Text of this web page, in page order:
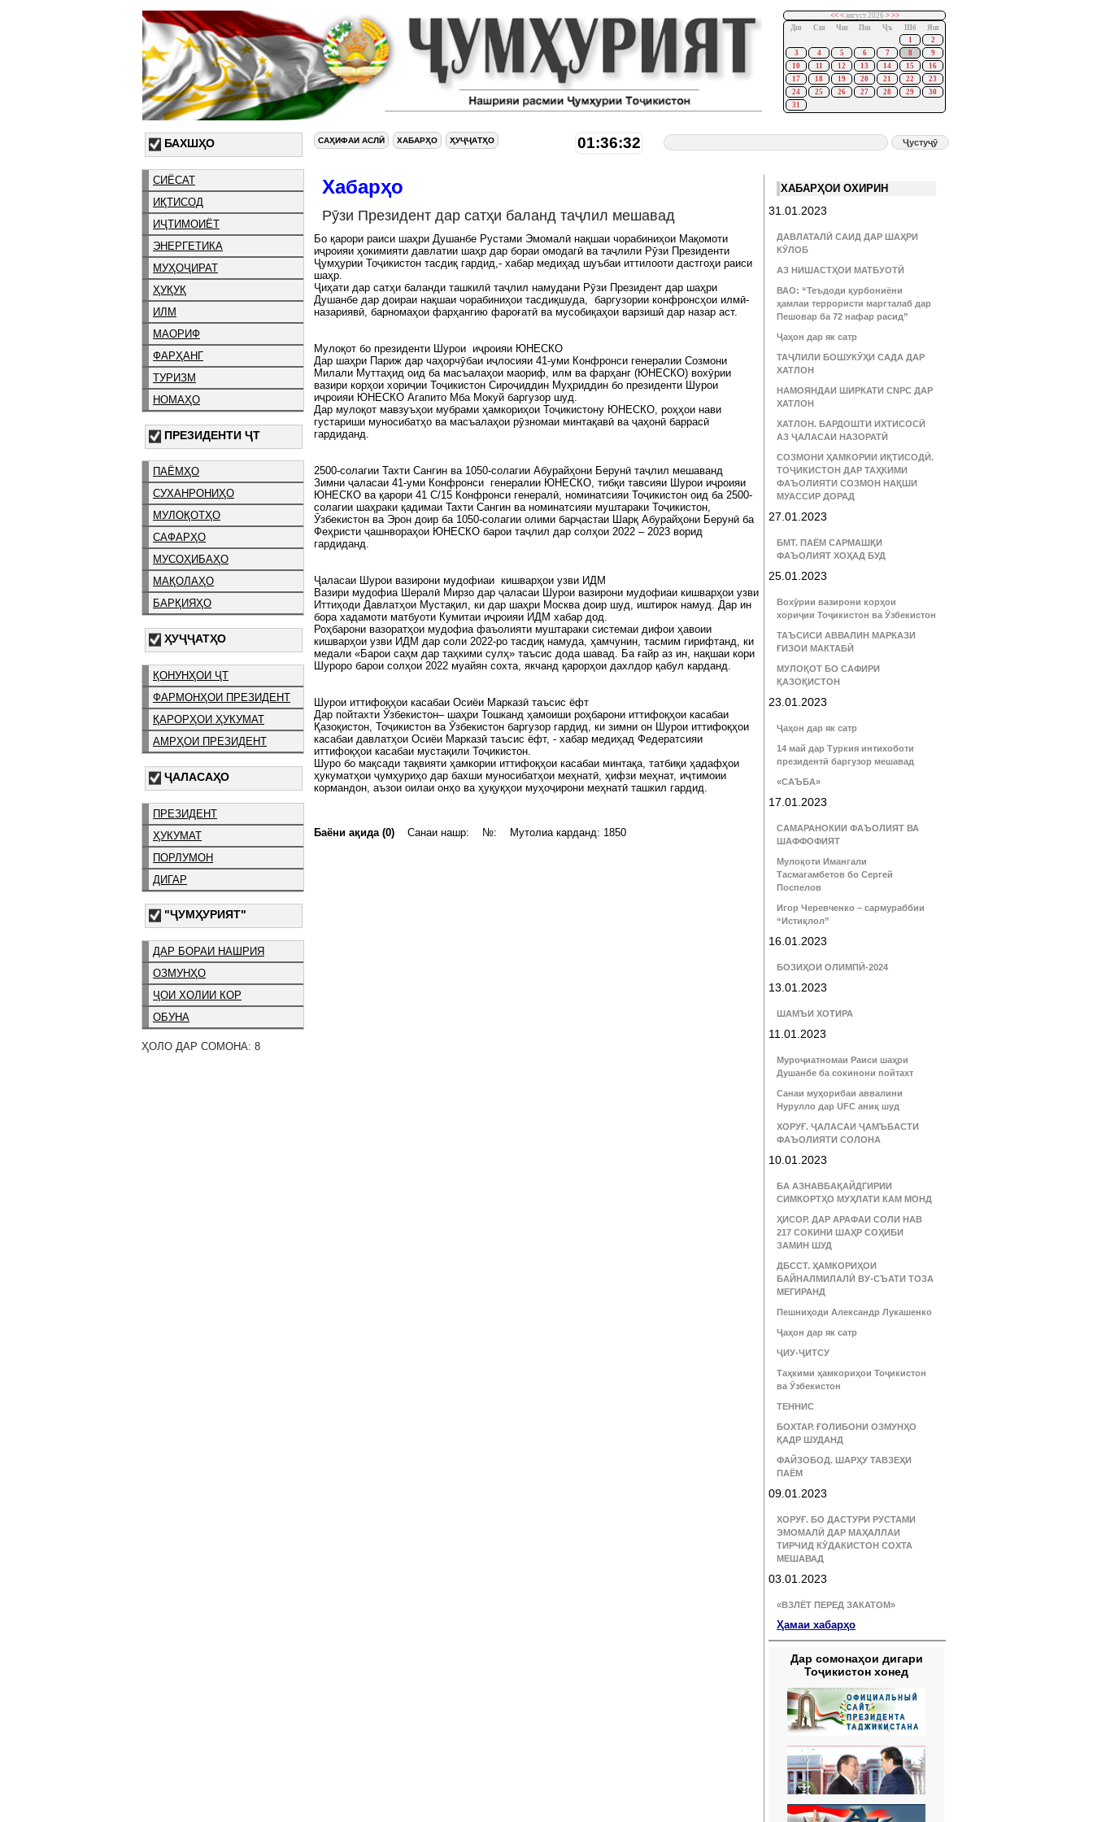
<< <август 2026 > >>
Дш
Сш Чш Пш Ҷъ Шб
Яш
1
2
3
4 5 6 7 8
9
10
11 12 13 14 15
16
17
18 19 20 21 22
23
24
25 26 27 28 29
30
31
БАХШҲО
СИЁСАТ
ИҚТИСОД
ИҶТИМОИЁТ
ЭНЕРГЕТИКА
МУҲОҶИРАТ
ҲУҚУҚ
ИЛМ
МАОРИФ
ФАРҲАНГ
ТУРИЗМ
НОМАҲО
ПРЕЗИДЕНТИ ҶТ
ПАЁМҲО
СУХАНРОНИҲО
МУЛОҚОТҲО
САФАРҲО
МУСОҲИБАҲО
МАҚОЛАҲО
БАРҚИЯҲО
ҲУҶҶАТҲО
ҚОНУНҲОИ ҶТ
ФАРМОНҲОИ ПРЕЗИДЕНТ
ҚАРОРҲОИ ҲУКУМАТ
АМРҲОИ ПРЕЗИДЕНТ
ҶАЛАСАҲО
ПРЕЗИДЕНТ
ҲУКУМАТ
ПОРЛУМОН
ДИГАР
"ҶУМҲУРИЯТ"
ДАР БОРАИ НАШРИЯ
ОЗМУНҲО
ҶОИ ХОЛИИ КОР
ОБУНА
ҲОЛО ДАР СОМОНА: 8
САҲИФАИ АСЛӢ ХАБАРҲО ҲУҶҶАТҲО 01:36:33
Хабарҳо
Рӯзи Президент дар сатҳи баланд таҷлил мешавад
Бо қарори раиси шаҳри Душанбе Рустами Эмомалӣ нақшаи чорабиниҳои Мақомоти
иҷроияи ҳокимияти давлатии шаҳр дар бораи омодагӣ ва таҷлили Рӯзи Президенти
Ҷумҳурии Тоҷикистон тасдиқ гардид,- хабар медиҳад шуъбаи иттилооти дастгоҳи раиси
шаҳр.
Ҷиҳати дар сатҳи баланди ташкилӣ таҷлил намудани Рӯзи Президент дар шаҳри
Душанбе дар доираи нақшаи чорабиниҳои тасдиқшуда, баргузории конфронсҳои илмӣ-
назариявӣ, барномаҳои фарҳангию фароғатӣ ва мусобиқаҳои варзишӣ дар назар аст.
Мулоқот бо президенти Шурои иҷроияи ЮНЕСКО
Дар шаҳри Париж дар чаҳорчӯбаи иҷлосияи 41-уми Конфронси генералии Созмони
Милали Муттаҳид оид ба масъалаҳои маориф, илм ва фарҳанг (ЮНЕСКО) вохӯрии
вазири корҳои хориҷии Тоҷикистон Сироҷиддин Муҳриддин бо президенти Шурои
иҷроияи ЮНЕСКО Агапито Мба Мокуй баргузор шуд.
Дар мулоқот мавзуъҳои мубрами ҳамкориҳои Тоҷикистону ЮНЕСКО, роҳҳои нави
густариши муносибатҳо ва масъалаҳои рӯзномаи минтақавӣ ва ҷаҳонӣ баррасӣ
гардиданд.
2500-солагии Тахти Сангин ва 1050-солагии Абурайҳони Берунӣ таҷлил мешаванд
Зимни ҷаласаи 41-уми Конфронси генералии ЮНЕСКО, тибқи тавсияи Шурои иҷроияи
ЮНЕСКО ва қарори 41 C/15 Конфронси генералӣ, номинатсияи Тоҷикистон оид ба 2500-
солагии шаҳраки қадимаи Тахти Сангин ва номинатсияи муштараки Тоҷикистон,
Ӯзбекистон ва Эрон доир ба 1050-солагии олими барҷастаи Шарқ Абурайҳони Берунӣ ба
Феҳристи ҷашнвораҳои ЮНЕСКО барои таҷлил дар солҳои 2022 – 2023 ворид
гардиданд.
Ҷаласаи Шурои вазирони мудофиаи кишварҳои узви ИДМ
Вазири мудофиа Шералӣ Мирзо дар ҷаласаи Шурои вазирони мудофиаи кишварҳои узви
Иттиҳоди Давлатҳои Мустақил, ки дар шаҳри Москва доир шуд, иштирок намуд. Дар ин
бора хадамоти матбуоти Кумитаи иҷроияи ИДМ хабар дод.
Роҳбарони вазоратҳои мудофиа фаъолияти муштараки системаи дифои ҳавоии
кишварҳои узви ИДМ дар соли 2022-ро тасдиқ намуда, ҳамчунин, тасмим гирифтанд, ки
медали «Барои саҳм дар таҳкими сулҳ» таъсис дода шавад. Ба ғайр аз ин, нақшаи кори
Шуроро барои солҳои 2022 муайян сохта, якчанд қарорҳои дахлдор қабул карданд.
Шурои иттифоқҳои касабаи Осиёи Марказӣ таъсис ёфт
Дар пойтахти Ӯзбекистон– шаҳри Тошканд ҳамоиши роҳбарони иттифоқҳои касабаи
Қазоқистон, Тоҷикистон ва Ӯзбекистон баргузор гардид, ки зимни он Шурои иттифоқҳои
касабаи давлатҳои Осиёи Марказӣ таъсис ёфт, - хабар медиҳад Федератсияи
иттифоқҳои касабаи мустақили Тоҷикистон.
Шуро бо мақсади тақвияти ҳамкории иттифоқҳои касабаи минтақа, татбиқи ҳадафҳои
ҳукуматҳои ҷумҳуриҳо дар бахши муносибатҳои меҳнатӣ, ҳифзи меҳнат, иҷтимоии
кормандон, аъзои оилаи онҳо ва ҳуқуқҳои муҳоҷирони меҳнатӣ ташкил гардид.
Баёни ақида (0) Санаи нашр: №: Мутолиа карданд: 1850
ХАБАРҲОИ ОХИРИН
31.01.2023
ДАВЛАТАЛӢ САИД ДАР ШАҲРИ
КӮЛОБ
АЗ НИШАСТҲОИ МАТБУОТӢ
ВАО: “Теъдоди қурбониёни
ҳамлаи террористи маргталаб дар
Пешовар ба 72 нафар расид”
Ҷаҳон дар як сатр
ТАҶЛИЛИ БОШУКӮҲИ САДА ДАР
ХАТЛОН
НАМОЯНДАИ ШИРКАТИ CNPC ДАР
ХАТЛОН
ХАТЛОН. БАРДОШТИ ИХТИСОСӢ
АЗ ҶАЛАСАИ НАЗОРАТӢ
СОЗМОНИ ҲАМКОРИИ ИҚТИСОДӢ.
ТОҶИКИСТОН ДАР ТАҲКИМИ
ФАЪОЛИЯТИ СОЗМОН НАҚШИ
МУАССИР ДОРАД
27.01.2023
БМТ. ПАЁМ САРМАШҚИ
ФАЪОЛИЯТ ХОҲАД БУД
25.01.2023
Вохӯрии вазирони корҳои
хориҷии Тоҷикистон ва Ӯзбекистон
ТАЪСИСИ АВВАЛИН МАРКАЗИ
ҒИЗОИ МАКТАБӢ
МУЛОҚОТ БО САФИРИ
ҚАЗОҚИСТОН
23.01.2023
Ҷаҳон дар як сатр
14 май дар Туркия интихоботи
президентӣ баргузор мешавад
«САЪБА»
17.01.2023
САМАРАНОКИИ ФАЪОЛИЯТ ВА
ШАФФОФИЯТ
Мулоқоти Имангали
Тасмагамбетов бо Сергей
Поспелов
Игор Черевченко – сармураббии
“Истиқлол”
16.01.2023
БОЗИҲОИ ОЛИМПӢ-2024
13.01.2023
ШАМЪИ ХОТИРА
11.01.2023
Муроҷиатномаи Раиси шаҳри
Душанбе ба сокинони пойтахт
Санаи муҳорибаи аввалини
Нурулло дар UFC аниқ шуд
ХОРУҒ. ҶАЛАСАИ ҶАМЪБАСТИ
ФАЪОЛИЯТИ СОЛОНА
10.01.2023
БА АЗНАВБАҚАЙДГИРИИ
СИМКОРТҲО МУҲЛАТИ КАМ МОНД
ҲИСОР. ДАР АРАФАИ СОЛИ НАВ
217 СОКИНИ ШАҲР СОҲИБИ
ЗАМИН ШУД
ДБССТ. ҲАМКОРИҲОИ
БАЙНАЛМИЛАЛӢ ВУ-СЪАТИ ТОЗА
МЕГИРАНД
Пешниҳоди Александр Лукашенко
Ҷаҳон дар як сатр
ҶИУ-ҶИТСУ
Таҳкими ҳамкориҳои Тоҷикистон
ва Ӯзбекистон
ТЕННИС
БОХТАР. ҒОЛИБОНИ ОЗМУНҲО
ҚАДР ШУДАНД
ФАЙЗОБОД. ШАРҲУ ТАВЗЕҲИ
ПАЁМ
09.01.2023
ХОРУҒ. БО ДАСТУРИ РУСТАМИ
ЭМОМАЛӢ ДАР МАҲАЛЛАИ
ТИРЧИД КӮДАКИСТОН СОХТА
МЕШАВАД
03.01.2023
«ВЗЛЁТ ПЕРЕД ЗАКАТОМ»
Ҳамаи хабарҳо
Дар сомонаҳои дигари
Тоҷикистон хонед